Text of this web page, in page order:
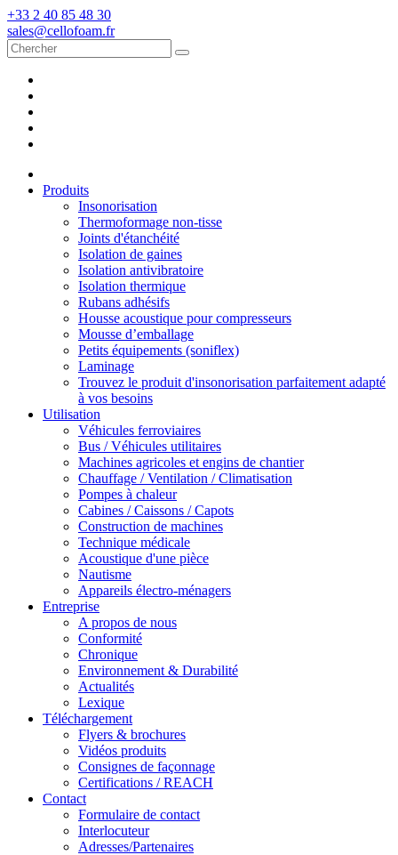
+33 2 40 85 48 30
sales@cellofoam.fr
Produits
Insonorisation
Thermoformage non-tisse
Joints d'étanchéité
Isolation de gaines
Isolation antivibratoire
Isolation thermique
Rubans adhésifs
Housse acoustique pour compresseurs
Mousse d’emballage
Petits équipements (soniflex)
Laminage
Trouvez le produit d'insonorisation parfaitement adapté
à vos besoins
Utilisation
Véhicules ferroviaires
Bus / Véhicules utilitaires
Machines agricoles et engins de chantier
Chauffage / Ventilation / Climatisation
Pompes à chaleur
Cabines / Caissons / Capots
Construction de machines
Technique médicale
Acoustique d'une pièce
Nautisme
Appareils électro-ménagers
Entreprise
A propos de nous
Conformité
Chronique
Environnement & Durabilité
Actualités
Lexique
Téléchargement
Flyers & brochures
Vidéos produits
Consignes de façonnage
Certifications / REACH
Contact
Formulaire de contact
Interlocuteur
Adresses/Partenaires